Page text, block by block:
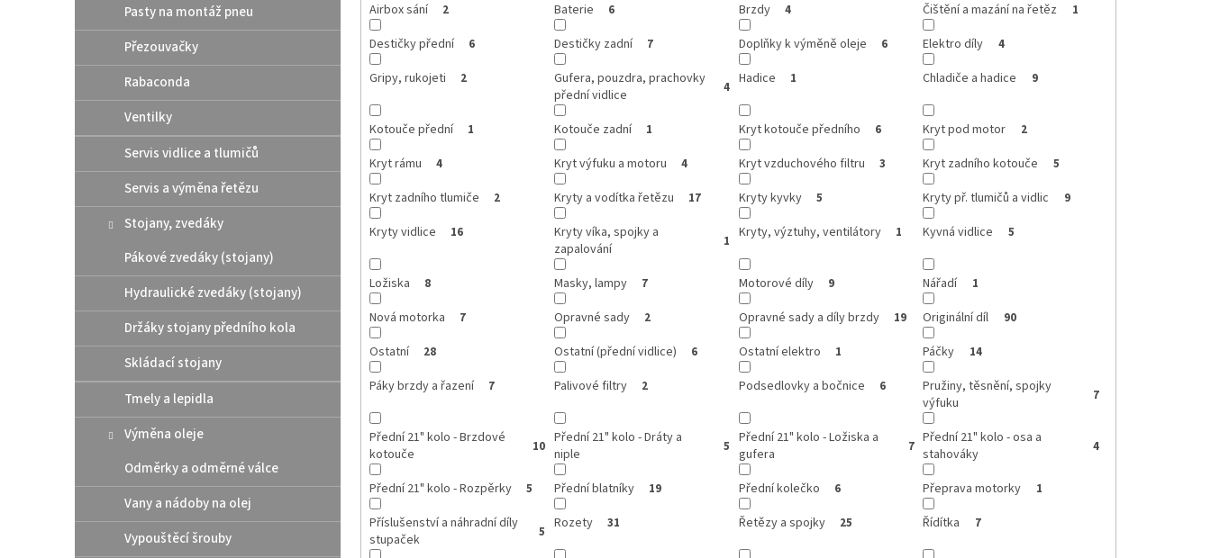
Pasty na montáž pneu
Přezouvačky
Rabaconda
Ventilky
Servis vidlice a tlumičů
Servis a výměna řetězu
Stojany, zvedáky
Pákové zvedáky (stojany)
Hydraulické zvedáky (stojany)
Držáky stojany předního kola
Skládací stojany
Tmely a lepidla
Výměna oleje
Odměrky a odměrné válce
Vany a nádoby na olej
Vypouštěcí šrouby
Airbox sání 2 Baterie 6 Brzdy 4 Čištění a mazání na řetěz 1
Destičky přední 6 Destičky zadní 7 Doplňky k výměně oleje 6 Elektro díly 4
Gripy, rukojeti 2
Gufera, pouzdra, prachovky
přední vidlice
4 Hadice 1 Chladiče a hadice 9
Kotouče přední 1 Kotouče zadní 1 Kryt kotouče předního 6 Kryt pod motor 2
Kryt rámu 4 Kryt výfuku a motoru 4 Kryt vzduchového filtru 3 Kryt zadního kotouče 5
Kryt zadního tlumiče 2 Kryty a vodítka řetězu 17 Kryty kyvky 5 Kryty př. tlumičů a vidlic 9
Kryty vidlice 16
Kryty víka, spojky a
zapalování
1 Kryty, výztuhy, ventilátory 1 Kyvná vidlice 5
Ložiska 8 Masky, lampy 7 Motorové díly 9 Nářadí 1
Nová motorka 7 Opravné sady 2 Opravné sady a díly brzdy 19 Originální díl 90
Ostatní 28 Ostatní (přední vidlice) 6 Ostatní elektro 1 Páčky 14
Páky brzdy a řazení 7 Palivové filtry 2 Podsedlovky a bočnice 6
Pružiny, těsnění, spojky
výfuku
7
Přední 21" kolo - Brzdové
kotouče
10 Přední 21" kolo - Dráty a
niple
5
Přední 21" kolo - Ložiska a
gufera
7 Přední 21" kolo - osa a
stahováky
4
Přední 21" kolo - Rozpěrky 5 Přední blatníky 19 Přední kolečko 6 Přeprava motorky 1
Příslušenství a náhradní díly
stupaček
5 Rozety 31 Řetězy a spojky 25 Řídítka 7